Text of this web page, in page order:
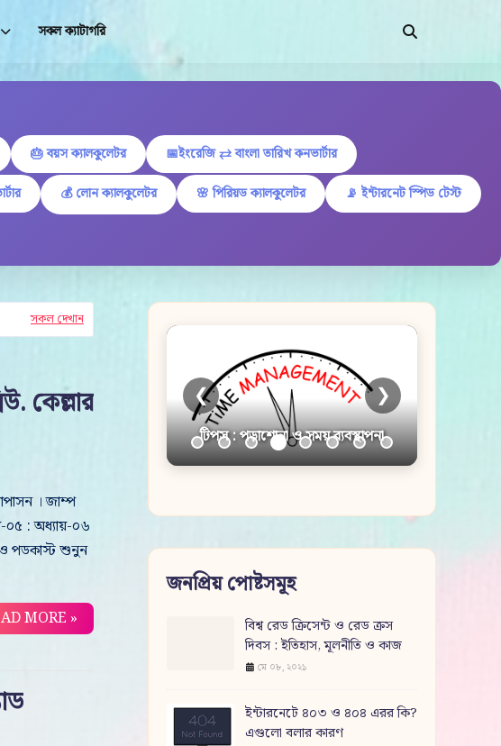
সকল ক্যাটাগরি
🎂 বয়স ক্যালকুলেটর
📅ইংরেজি ⇄ বাংলা তারিখ কনভার্টার
💰 লোন ক্যালকুলেটর 🌸 পিরিয়ড ক্যালকুলেটর
📡 ইন্টারনেট স্পিড টেস্ট
সকল দেখান
কেল্লার
। জাম্প
০৫ : অধ্যায়-০৬
পডকাস্ট শুনুন
MORE »
টিপস : পড়াশোনা ও সময় ব্যবস্থাপনা
❮ ❯
জনপ্রিয় পোষ্টসমূহ
বিশ্ব রেড ক্রিসেন্ট ও রেড ক্রস
দিবস : ইতিহাস, মূলনীতি ও কাজ
মে ০৮, ২০২১
ইন্টারনেটে ৪০৩ ও ৪০৪ এরর কি?
এগুলো বলার কারণ